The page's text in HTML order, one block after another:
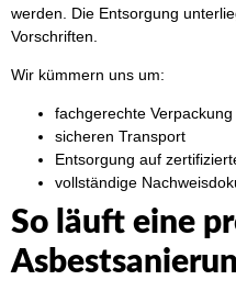
werden. Die Entsorgung
Vorschriften.
Wir kümmern uns um:
fachgerechte Verpackung
sicheren Transport
Entsorgung auf
vollständige
So läuft eine